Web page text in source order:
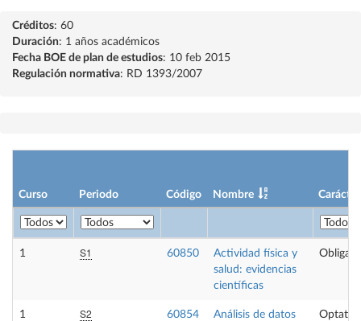
Créditos: 60
Duración: 1 años académicos
Fecha BOE de plan de estudios: 10 feb 2015
Regulación normativa: RD 1393/2007
Curso Periodo Código Nombre Carácter
1 S1 60850
Actividad física y
salud: evidencias
científicas
1 S2 60854 Análisis de datos